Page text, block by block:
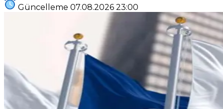
Güncelleme 07.08.2026 23:00